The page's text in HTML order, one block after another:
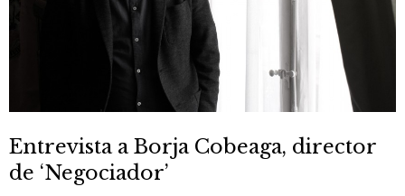
Entrevista a Borja Cobeaga, director
de ‘Negociador’